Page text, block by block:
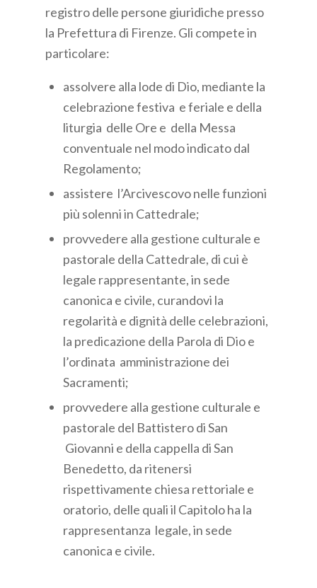
registro delle persone giuridiche presso
la Prefettura di Firenze. Gli compete in
particolare:
assolvere alla lode di Dio, mediante la
celebrazione festiva e feriale e della
liturgia delle Ore e della Messa
conventuale nel modo indicato dal
Regolamento;
assistere l’Arcivescovo nelle funzioni
più solenni in Cattedrale;
provvedere alla gestione culturale e
pastorale della Cattedrale, di cui è
legale rappresentante, in sede
canonica e civile, curandovi la
regolarità e dignità delle celebrazioni,
la predicazione della Parola di Dio e
l’ordinata amministrazione dei
Sacramenti;
provvedere alla gestione culturale e
pastorale del Battistero di San
Giovanni e della cappella di San
Benedetto, da ritenersi
rispettivamente chiesa rettoriale e
oratorio, delle quali il Capitolo ha la
rappresentanza legale, in sede
canonica e civile.